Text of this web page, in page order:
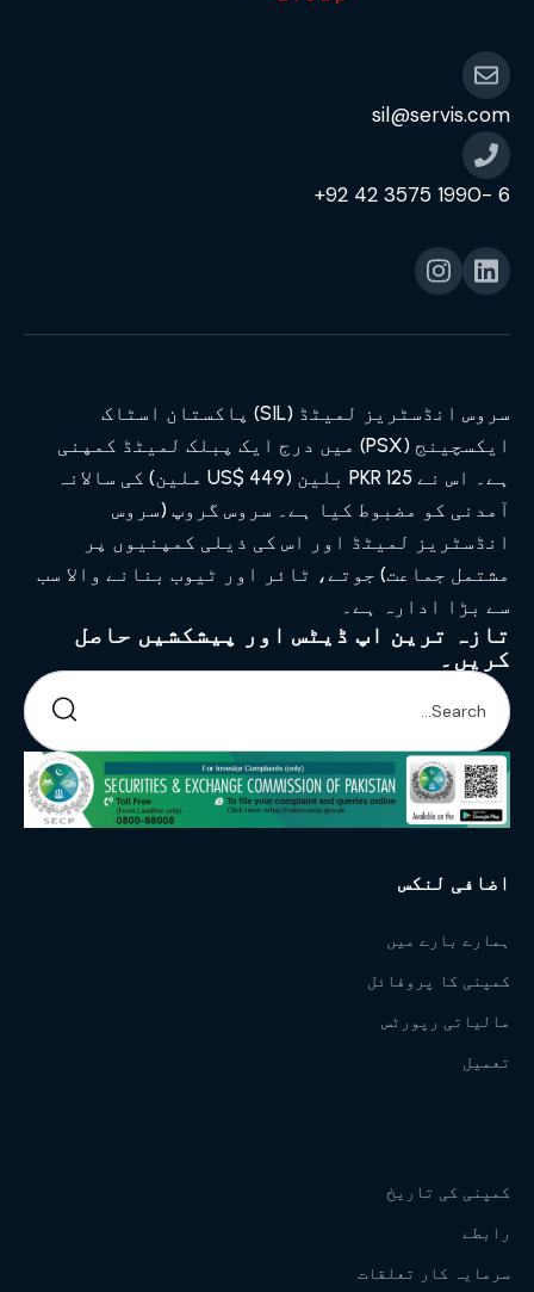
sil@servis.com
6 -1990 3575 42 92+
سروس انڈسٹریز لمیٹڈ (SIL) پاکستان اسٹاک
ایکسچینج (PSX) میں درج ایک پبلک لمیٹڈ کمپنی
ہے۔ اس نے PKR 125 بلین (US$ 449 ملین) کی سالانہ
آمدنی کو مضبوط کیا ہے۔ سروس گروپ (سروس
انڈسٹریز لمیٹڈ اور اس کی ذیلی کمپنیوں پر
مشتمل جماعت) جوتے، ٹائر اور ٹیوب بنانے والا سب
سے بڑا ادارہ ہے۔
تازہ ترین اپ ڈیٹس اور پیشکشیں حاصل
کریں۔
اضافی لنکس
ہمارے بارے میں
کمپنی کا پروفائل
مالیاتی رپورٹس
تعمیل
کمپنی کی تاریخ
رابطے
سرمایہ کار تعلقات